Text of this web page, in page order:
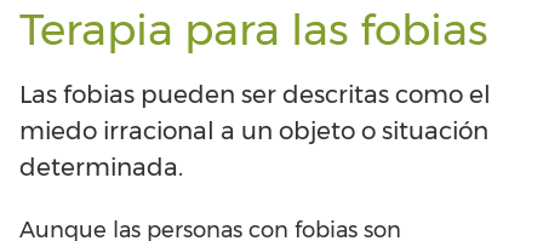
Terapia para las fobias
Las fobias pueden ser descritas como el
miedo irracional a un objeto o situación
determinada.
Aunque las personas con fobias son